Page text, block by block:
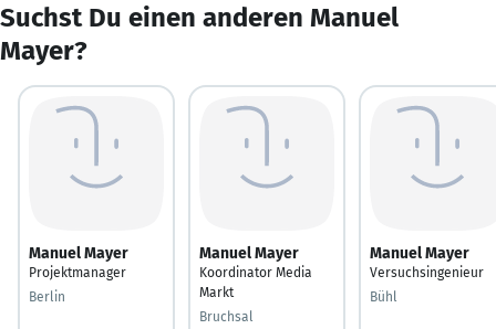
Suchst Du einen anderen Manuel
Mayer?
Manuel Mayer
Projektmanager
Berlin
Manuel Mayer
Koordinator Media
Markt
Bruchsal
Manuel Mayer
Versuchsingenieur
Bühl